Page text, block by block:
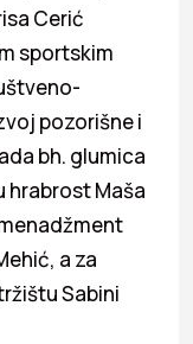
Cerić
sportskim
pozorišne i
bh. glumica
hrabrost Maša
a za
Sabini